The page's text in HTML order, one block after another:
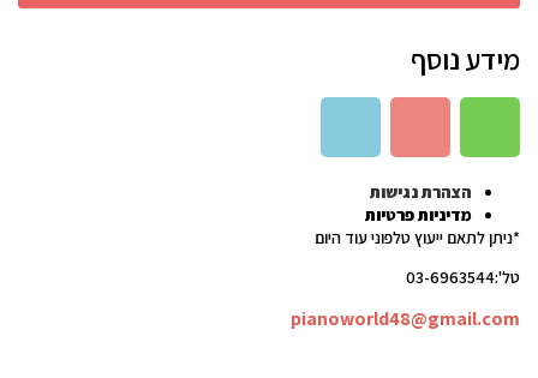
מידע נוסף
הצהרת נגישות
מדיניות פרטיות
*ניתן לתאם ייעוץ טלפוני עוד היום
טל':03-6963544
pianoworld48@gmail.com